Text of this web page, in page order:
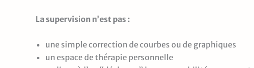
La supervision n’est pas :
une simple correction de courbes ou de graphiques
un espace de thérapie personnelle